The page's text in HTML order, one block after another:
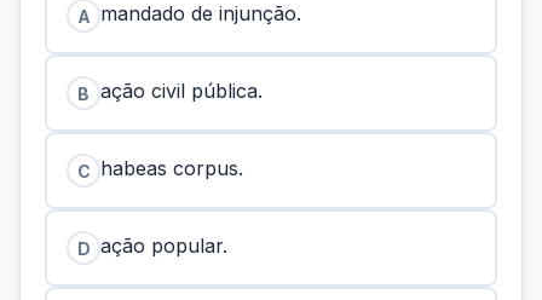
A mandado de injunção.
B ação civil pública.
C habeas corpus.
D ação popular.